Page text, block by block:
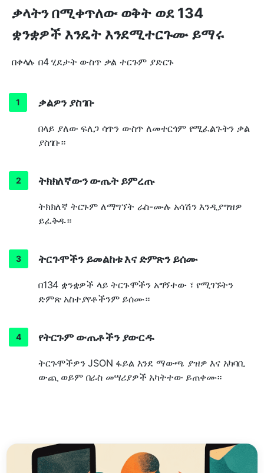
ቃላትን በሚቀጥለው ወቅት ወደ 134
ቋንቋዎች እንዴት እንደሚተርጉሙ ይማሩ
በቀላሉ በ4 ሂደታት ውስጥ ቃል ተርጉም ያድርጉ
ቃልዎን ያስገቡ
በላይ ያለው ፍለጋ ሳጥን ውስጥ ለመተርጎም የሚፈልጉትን ቃል
ያስገቡ።
ትክክለኛውን ውጤት ይምረጡ
ትክክለኛ ትርጉም ለማግኘት ራስ-ሙሉ አሳሽን እንዲያግዝዎ
ይፈቅዱ።
ትርጉሞችን ይመልከቱ እና ድምጽን ይሰሙ
በ134 ቋንቋዎች ላይ ትርጉሞችን አግኝተው ፣ የሚገኙትን
ድምጽ አስተያየቶችንም ይሰሙ።
የትርጉም ውጤቶችን ያውርዱ
ትርጉሞችዎን JSON ፋይል እንደ ማውጫ ያዝዎ እና አካባቢ
ውጪ ወይም በራስ መሣሪያዎች አካትተው ይጠቀሙ።